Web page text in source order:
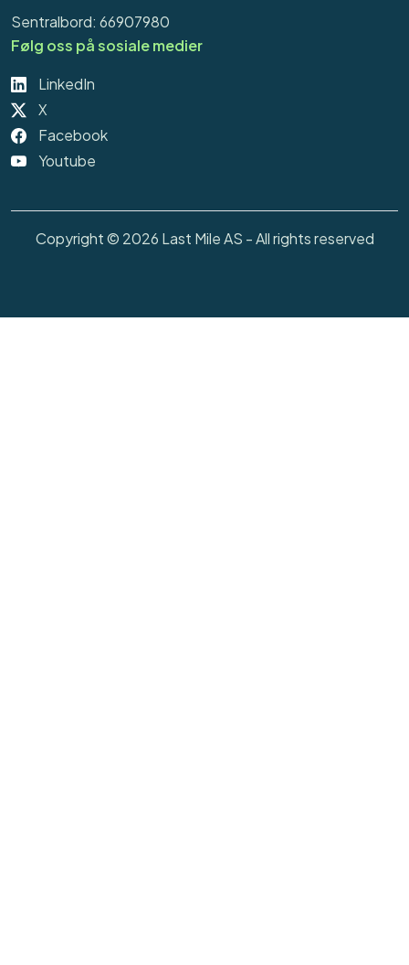
Sentralbord: 66907980
Følg oss på sosiale medier
LinkedIn
X
Facebook
Youtube
Copyright © 2026 Last Mile AS - All rights reserved